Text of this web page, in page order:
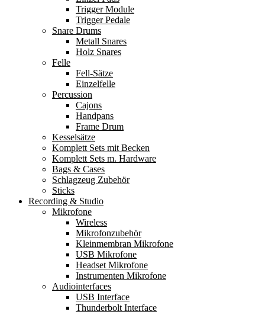
Trigger Module
Trigger Pedale
Snare Drums
Metall Snares
Holz Snares
Felle
Fell-Sätze
Einzelfelle
Percussion
Cajons
Handpans
Frame Drum
Kesselsätze
Komplett Sets mit Becken
Komplett Sets m. Hardware
Bags & Cases
Schlagzeug Zubehör
Sticks
Recording & Studio
Mikrofone
Wireless
Mikrofonzubehör
Kleinmembran Mikrofone
USB Mikrofone
Headset Mikrofone
Instrumenten Mikrofone
Audiointerfaces
USB Interface
Thunderbolt Interface